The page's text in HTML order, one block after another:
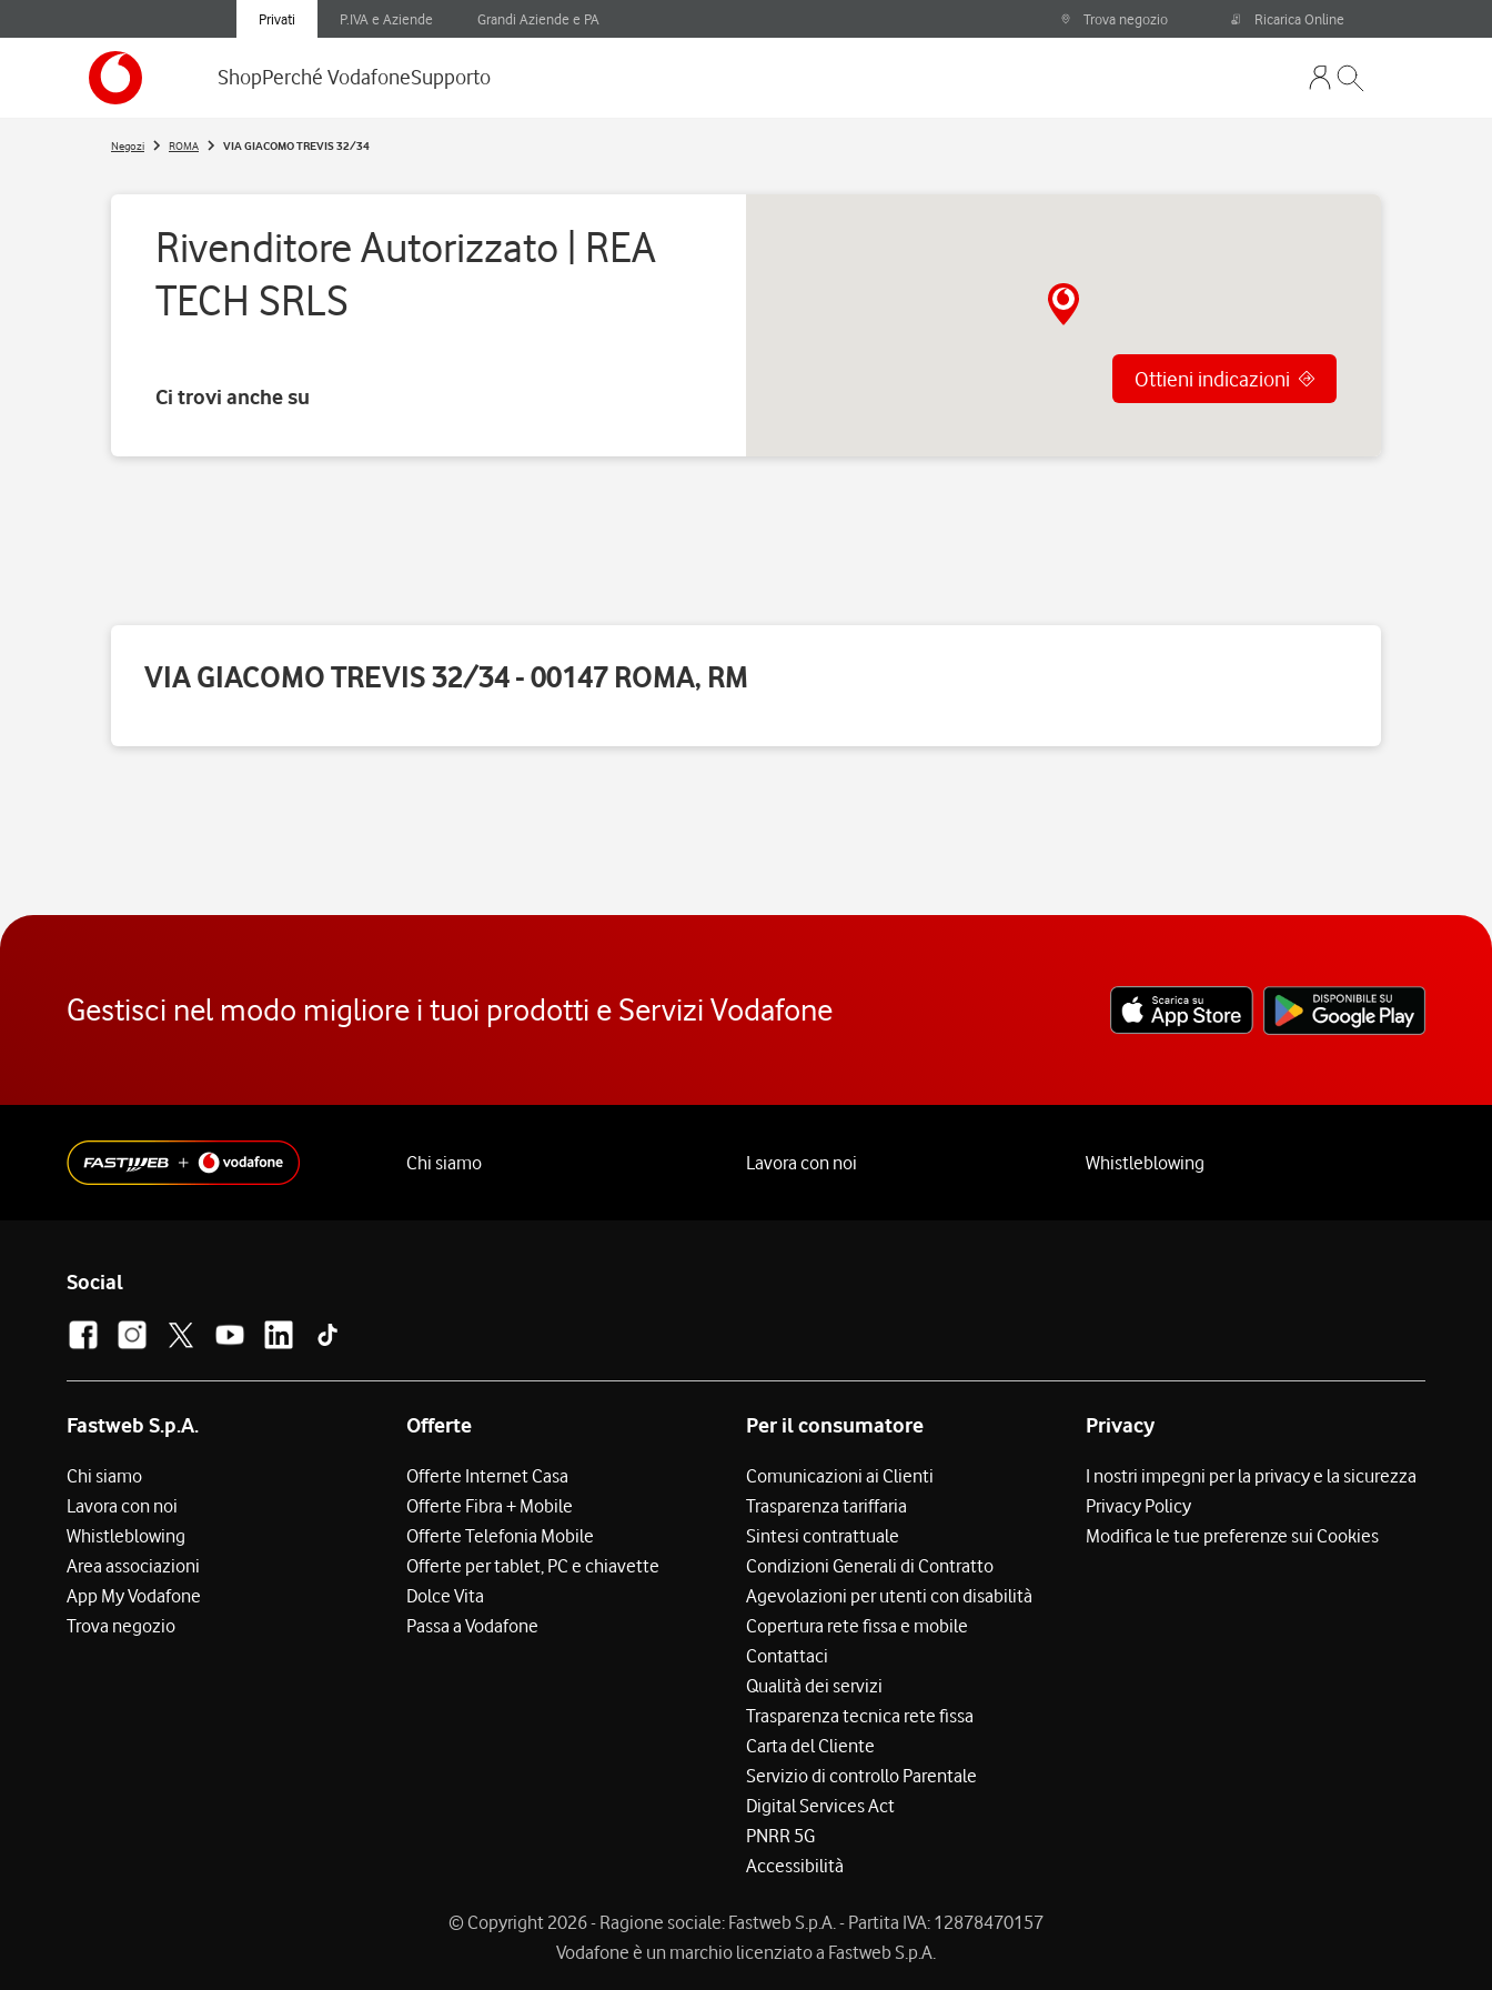
Privati P.IVA e Aziende Grandi Aziende e PA Trova negozio Ricarica Online
ShopPerché VodafoneSupporto
Negozi ROMA VIA GIACOMO TREVIS 32/34
Rivenditore Autorizzato | REA
TECH SRLS
Ci trovi anche su
Ottieni indicazioni
VIA GIACOMO TREVIS 32/34 - 00147 ROMA, RM
Gestisci nel modo migliore i tuoi prodotti e Servizi Vodafone
Chi siamo Lavora con noi Whistleblowing
Social
Fastweb S.p.A.
Chi siamo
Lavora con noi
Whistleblowing
Area associazioni
App My Vodafone
Trova negozio
Offerte
Offerte Internet Casa
Offerte Fibra + Mobile
Offerte Telefonia Mobile
Offerte per tablet, PC e chiavette
Dolce Vita
Passa a Vodafone
Per il consumatore
Comunicazioni ai Clienti
Trasparenza tariffaria
Sintesi contrattuale
Condizioni Generali di Contratto
Agevolazioni per utenti con disabilità
Copertura rete fissa e mobile
Contattaci
Qualità dei servizi
Trasparenza tecnica rete fissa
Carta del Cliente
Servizio di controllo Parentale
Digital Services Act
PNRR 5G
Accessibilità
Privacy
I nostri impegni per la privacy e la sicurezza
Privacy Policy
Modifica le tue preferenze sui Cookies
© Copyright 2026 - Ragione sociale: Fastweb S.p.A. - Partita IVA: 12878470157
Vodafone è un marchio licenziato a Fastweb S.p.A.